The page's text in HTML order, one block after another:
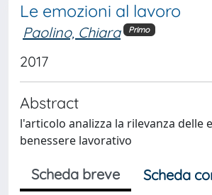
Le emozioni al lavoro
Paolino, Chiara Primo
2017
Abstract
l'articolo analizza la rilevanza delle
benessere lavorativo
Scheda breve
Scheda